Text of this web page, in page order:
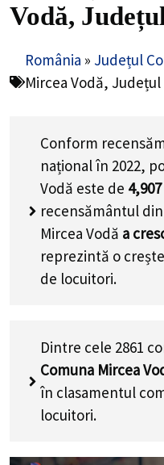
Vodă,
România » Județul
Mircea Vodă,
Conform
național în 2022,
Vodă este de 4,907
recensământul
Mircea Vodă a
reprezintă o
de locuitori.
Dintre cele 2861
Comuna Mircea
în clasamentul
locuitori.